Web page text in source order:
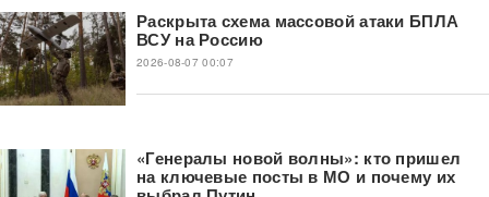
Раскрыта схема массовой атаки БПЛА
ВСУ на Россию
2026-08-07 00:07
«Генералы новой волны»: кто пришел
на ключевые посты в МО и почему их